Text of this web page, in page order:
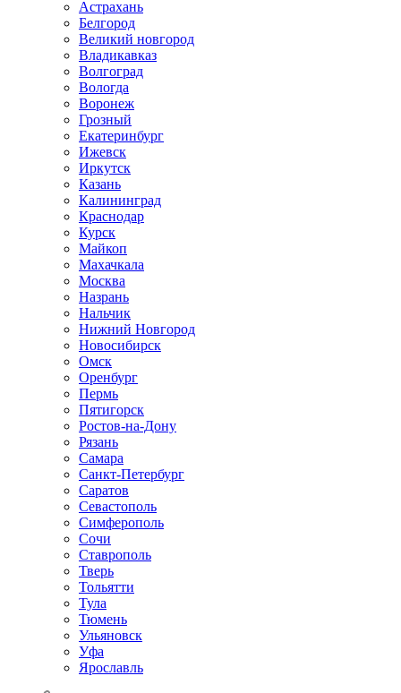
Астрахань
Белгород
Великий новгород
Владикавказ
Волгоград
Вологда
Воронеж
Грозный
Екатеринбург
Ижевск
Иркутск
Казань
Калининград
Краснодар
Курск
Майкоп
Махачкала
Москва
Назрань
Нальчик
Нижний Новгород
Новосибирск
Омск
Оренбург
Пермь
Пятигорск
Ростов-на-Дону
Рязань
Самара
Санкт-Петербург
Саратов
Севастополь
Симферополь
Сочи
Ставрополь
Тверь
Тольятти
Тула
Тюмень
Ульяновск
Уфа
Ярославль